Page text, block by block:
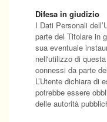
Difesa in giudizio
I Dati Personali
parte del Titolare in
sua eventuale
nell'utilizzo di
connessi da parte
L’Utente dichiara di
potrebbe essere
delle autorità